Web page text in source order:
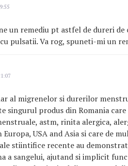
un remediu pt astfel de dureri de
pulsatii. Va rog, spuneti-mi un
al migrenelor si durerilor
singurul produs din Romania
astm, rinita alergica,
USA and Asia si care de
stiintifice recente au
a sangelui, ajutand si implicit